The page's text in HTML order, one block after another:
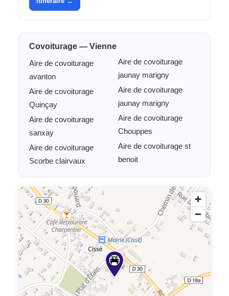
Covoiturage — Vienne
Aire de covoiturage
avanton
Aire de covoiturage
Quinçay
Aire de covoiturage
sanxay
Aire de covoiturage
Scorbe clairvaux
Aire de covoiturage
jaunay marigny
Aire de covoiturage
jaunay marigny
Aire de covoiturage
Chouppes
Aire de covoiturage st
benoit